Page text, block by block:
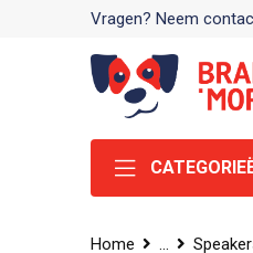
Vragen? Neem
Home ...